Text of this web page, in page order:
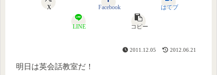
X Facebook はてブ
LINE コピー
2011.12.05 2012.06.21
明日は英会話教室だ！